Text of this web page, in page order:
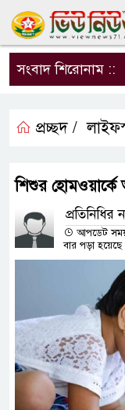
সংবাদ শিরোনাম ::
প্রচ্ছদ /
শিশুর
প্রতিনিধির
আপডেট
বার পড়া হয়েছে